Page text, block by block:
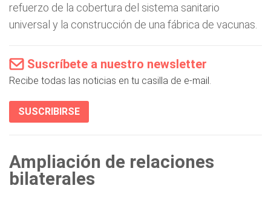
refuerzo de la cobertura del sistema sanitario
universal y la construcción de una fábrica de vacunas.
Suscríbete a nuestro newsletter
Recibe todas las noticias en tu casilla de e-mail.
SUSCRIBIRSE
Ampliación de relaciones
bilaterales